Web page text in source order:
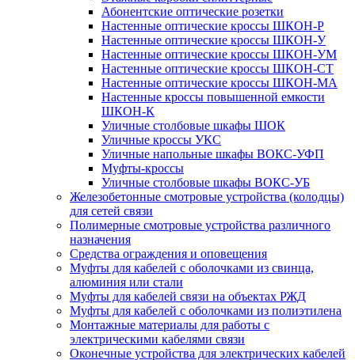
Абонентские оптические розетки
Настенные оптические кроссы ШКОН-Р
Настенные оптические кроссы ШКОН-У
Настенные оптические кроссы ШКОН-УМ
Настенные оптические кроссы ШКОН-СТ
Настенные оптические кроссы ШКОН-МА
Настенные кроссы повышенной емкости
ШКОН-К
Уличные столбовые шкафы ШОК
Уличные кроссы УКС
Уличные напольные шкафы ВОКС-УФП
Муфты-кроссы
Уличные столбовые шкафы ВОКС-УБ
Железобетонные смотровые устройства (колодцы)
для сетей связи
Полимерные смотровые устройства различного
назначения
Средства ограждения и оповещения
Муфты для кабелей с оболочками из свинца,
алюминия или стали
Муфты для кабелей связи на объектах РЖД
Муфты для кабелей с оболочками из полиэтилена
Монтажные материалы для работы с
электрическими кабелями связи
Оконечные устройства для электрических кабелей